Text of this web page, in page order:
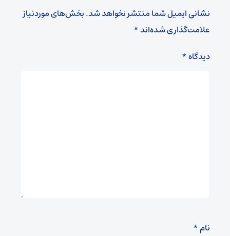
نشانی ایمیل شما منتشر نخواهد شد.بخش‌های موردنیاز
علامت‌گذاری شده‌اند*
دیدگاه*
نام*